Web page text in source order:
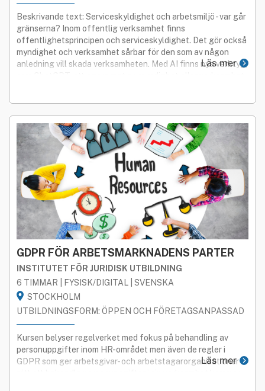
Beskrivande text: Serviceskyldighet och arbetsmiljö - var går
gränserna? Inom offentlig verksamhet finns
offentlighetsprincipen och serviceskyldighet. Det gör också
myndighet och verksamhet sårbar för den som av någon
anledning vill skada verksamheten. Med AI finns nya verktyg,
Läs mer
GDPR FÖR ARBETSMARKNADENS PARTER
INSTITUTET FÖR JURIDISK UTBILDNING
6 TIMMAR | FYSISK/DIGITAL | SVENSKA
STOCKHOLM
UTBILDNINGSFORM: ÖPPEN OCH FÖRETAGSANPASSAD
Kursen belyser regelverket med fokus på behandling av
personuppgifter inom HR-området men även de regler i
GDPR som ger arbetsgivar- och arbetstagarorganisationer
Läs mer